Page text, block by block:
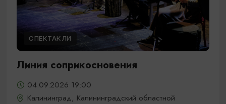
СПЕКТАКЛИ
Линия соприкосновения
04.09.2026 19:00
Калининград, Калининградский областной